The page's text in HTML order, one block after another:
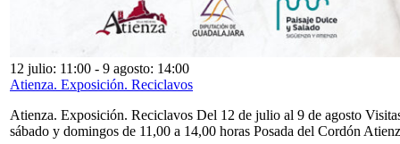
12 julio: 11:00 - 9 agosto: 14:00
Atienza. Exposición. Reciclavos
Atienza. Exposición. Reciclavos Del 12 de julio al 9 de agosto
sábado y domingos de 11,00 a 14,00 horas Posada del Cordón